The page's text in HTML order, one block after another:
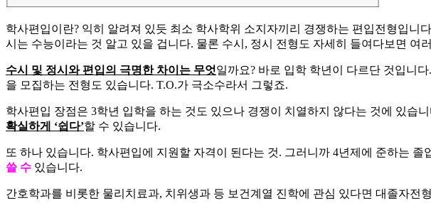
학사편입이란? 익히 알려져 있듯 최소 학사학위 소지자끼리 경쟁하는 편입전형입니
시는 수능이라는 것 알고 있을 겁니다. 물론 수시, 정시 전형도 자세히 들여다보면 여
​수시 및 정시와 편입의 극명한 차이는 무엇일까요? 바로 입학 학년이 다르단 것입니
을 모집하는 전형도 있습니다. T.O.가 극소수라서 그렇죠.
학사편입 장점은 3학년 입학을 하는 것도 있으나 경쟁이 치열하지 않다는 것에 있습
확실하게 ‘쉽다’할 수 있습니다.
또 하나 있습니다. 학사편입에 지원할 자격이 된다는 것. 그러니까 4년제에 준하는
쓸 수 있습니다.
간호학과를 비롯한 물리치료과, 치위생과 등 보건계열 진학에 관심 있다면 대졸자전